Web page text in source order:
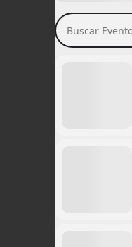
Buscar Eventos